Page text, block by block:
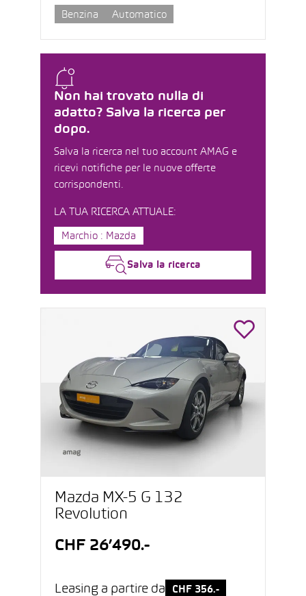
Non hai trovato nulla di
adatto? Salva la ricerca per
dopo.
Salva la ricerca nel tuo account AMAG e
ricevi notifiche per le nuove offerte
corrispondenti.
LA TUA RICERCA ATTUALE:
Marchio : Mazda
Salva la ricerca
Benzina Automatico
Mazda MX-5 G 132
Revolution
CHF 26’490.-
Leasing a partire da CHF 356.-